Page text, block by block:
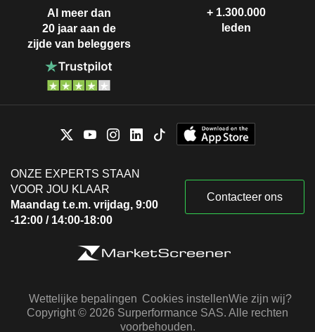
Al meer dan
20 jaar aan de
zijde van beleggers
+ 1.300.000
leden
ONZE EXPERTS STAAN
VOOR JOU KLAAR
Maandag t.e.m. vrijdag, 9:00
-12:00 / 14:00-18:00
Contacteer ons
Wettelijke bepalingen Cookies instellenWie zijn wij?
Copyright © 2026 Surperformance SAS. Alle rechten
voorbehouden.